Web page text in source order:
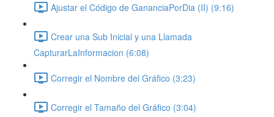
Ajustar el Código de GananciaPorDia (II) (9:16)
Crear una Sub Inicial y una Llamada
CapturarLaInformacion (6:08)
Corregir el Nombre del Gráfico (3:23)
Corregir el Tamaño del Gráfico (3:04)